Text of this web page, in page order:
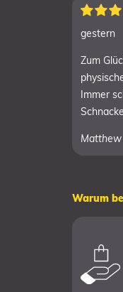
gestern
Zum
Immer
Matthew
Warum